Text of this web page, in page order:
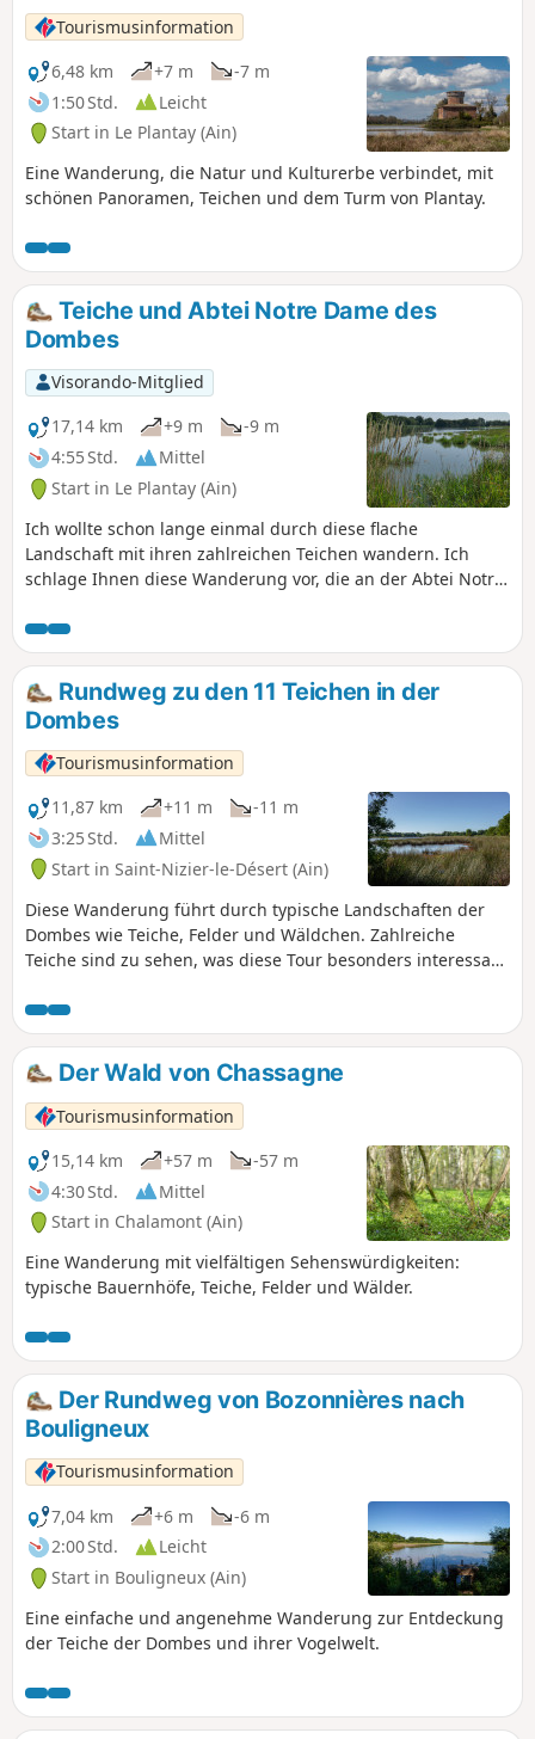
Tourismusinformation
6,48 km
+7 m
-7 m
1:50 Std.
Leicht
Start in Le Plantay (Ain)
Eine Wanderung, die Natur und Kulturerbe verbindet, mit
schönen Panoramen, Teichen und dem Turm von Plantay.
Teiche und Abtei Notre Dame des
Dombes
Visorando-Mitglied
17,14 km
+9 m
-9 m
4:55 Std.
Mittel
Start in Le Plantay (Ain)
Ich wollte schon lange einmal durch diese flache
Landschaft mit ihren zahlreichen Teichen wandern. Ich
schlage Ihnen diese Wanderung vor, die an der Abtei Notre-
schönen Teichen und Bauernhöfen vorbei. Je nach
Jahreszeit werden Sie von einer Vielzahl von Vogelstimmen
begleitet. Frösche springen beim Vorbeigehen ins Wasser
und neugierige Kühe kommen auf Sie zu.
Rundweg zu den 11 Teichen in der
Dombes
Tourismusinformation
11,87 km
+11 m
-11 m
3:25 Std.
Mittel
Start in Saint-Nizier-le-Désert (Ain)
Diese Wanderung führt durch typische Landschaften der
Dombes wie Teiche, Felder und Wäldchen. Zahlreiche
Teiche sind zu sehen, was diese Tour besonders interessant
Der Wald von Chassagne
Tourismusinformation
15,14 km
+57 m
-57 m
4:30 Std.
Mittel
Start in Chalamont (Ain)
Eine Wanderung mit vielfältigen Sehenswürdigkeiten:
typische Bauernhöfe, Teiche, Felder und Wälder.
Der Rundweg von Bozonnières nach
Bouligneux
Tourismusinformation
7,04 km
+6 m
-6 m
2:00 Std.
Leicht
Start in Bouligneux (Ain)
Eine einfache und angenehme Wanderung zur Entdeckung
der Teiche der Dombes und ihrer Vogelwelt.